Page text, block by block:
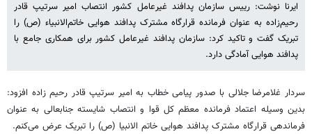
ایرنا نوشت: رییس سازمان پدافند غیرعامل کشور انتصاب امیر سرتیپ قادر
رحیم‌زاده به عنوان فرمانده قرارگاه مشترک پدافند هوایی خاتم‌الانبیاء (ص) را
تبریک گفت و تاکید کرد: سازمان پدافند غیرعامل کشور برای همکاری جامع با
پدافند هوایی آمادگی دارد.
سردار غلامرضا جلالی با صدور پیامی خطاب به امیر سرتیپ قادر رحیم زاده افزود:
بدین وسیله اعتماد فرمانده معظم کل قوا و انتصاب شایسته جنابعالی به عنوان
فرماندهی قرارگاه مشترک پدافند هوایی خاتم الانبیا (ص) را تبریک عرض می‌کنم.